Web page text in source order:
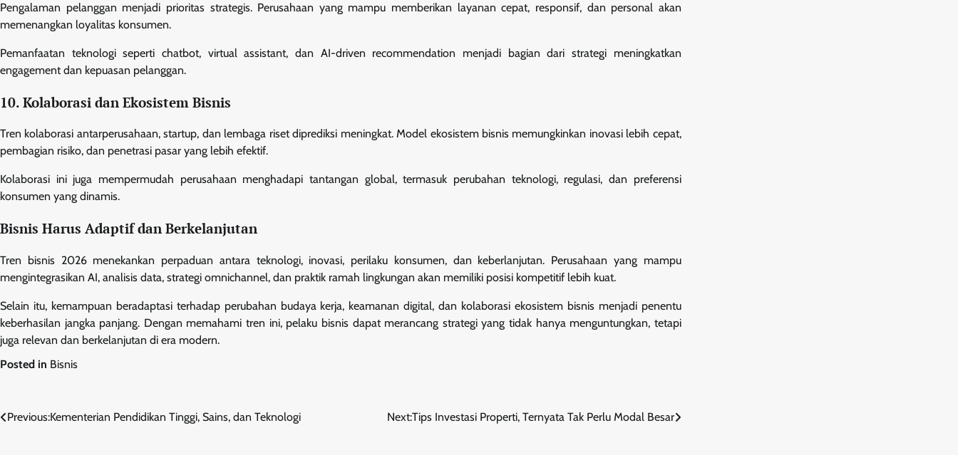
Pengalaman pelanggan menjadi prioritas strategis. Perusahaan yang mampu memberikan layanan cepat, responsif, dan personal akan
memenangkan loyalitas konsumen.
Pemanfaatan teknologi seperti chatbot, virtual assistant, dan AI-driven recommendation menjadi bagian dari strategi meningkatkan
engagement dan kepuasan pelanggan.
10. Kolaborasi dan Ekosistem Bisnis
Tren kolaborasi antarperusahaan, startup, dan lembaga riset diprediksi meningkat. Model ekosistem bisnis memungkinkan inovasi lebih cepat,
pembagian risiko, dan penetrasi pasar yang lebih efektif.
Kolaborasi ini juga mempermudah perusahaan menghadapi tantangan global, termasuk perubahan teknologi, regulasi, dan preferensi
konsumen yang dinamis.
Bisnis Harus Adaptif dan Berkelanjutan
Tren bisnis 2026 menekankan perpaduan antara teknologi, inovasi, perilaku konsumen, dan keberlanjutan. Perusahaan yang mampu
mengintegrasikan AI, analisis data, strategi omnichannel, dan praktik ramah lingkungan akan memiliki posisi kompetitif lebih kuat.
Selain itu, kemampuan beradaptasi terhadap perubahan budaya kerja, keamanan digital, dan kolaborasi ekosistem bisnis menjadi penentu
keberhasilan jangka panjang. Dengan memahami tren ini, pelaku bisnis dapat merancang strategi yang tidak hanya menguntungkan, tetapi
juga relevan dan berkelanjutan di era modern.
Posted in Bisnis
Navigasi
Previous:Kementerian Pendidikan Tinggi, Sains, dan Teknologi Next:Tips Investasi Properti, Ternyata Tak Perlu Modal Besar